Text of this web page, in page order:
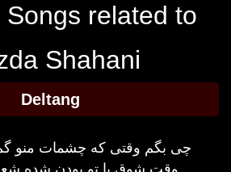
Songs related to
Shahani
Deltang
چی بگم وقتی که چشمات منو گم
وقت شوق با تو بودن شده